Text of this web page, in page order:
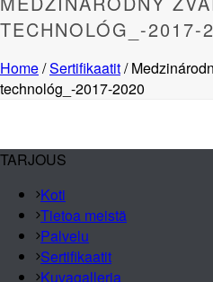
TECHNOLÓG_-2017-
Home/Sertifikaatit/
technológ_-2017-2020
TARJOUS
Koti
Tietoa meistä
Palvelu
Sertifikaatit
Kuvagalleria